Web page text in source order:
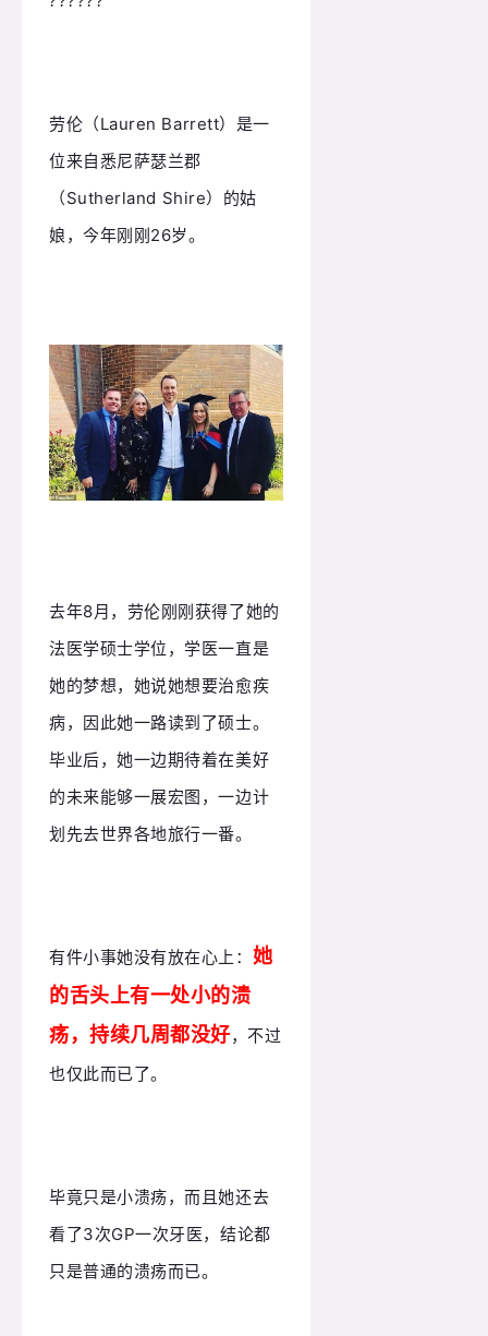
劳伦（Lauren Barrett）是一
位来自悉尼萨瑟兰郡
（Sutherland Shire）的姑
娘，今年刚刚26岁。
去年8月，劳伦刚刚获得了她的
法医学硕士学位，学医一直是
她的梦想，她说她想要治愈疾
病，因此她一路读到了硕士。
毕业后，她一边期待着在美好
的未来能够一展宏图，一边计
划先去世界各地旅行一番。
有件小事她没有放在心上： 她
的舌头上有一处小的溃
疡，持续几周都没好，不过
也仅此而已了。
毕竟只是小溃疡，而且她还去
看了3次GP一次牙医，结论都
只是普通的溃疡而已。